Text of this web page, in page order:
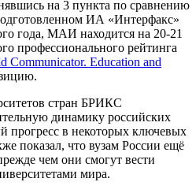
на 3 пункта по сравнению
ИА «Интерфакс»
года, МАИ находится на 20-21
профессионального рейтинга
Communicator. Education and
стран БРИКС
динамику российских
прогресс в некоторых ключевых
показал, что вузам России ещё
чем они смогут вести
мира.